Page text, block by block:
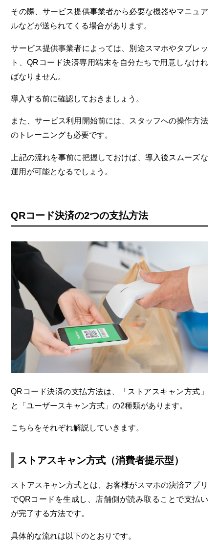
その際、サービス提供事業者から必要な機器やマニュア
ルなどが送られてくる場合があります。
サービス提供事業者によっては、別途スマホやタブレッ
ト、QRコード決済専用端末を自分たちで用意しなけれ
ばなりません。
導入する前に確認しておきましょう。
また、サービス利用開始前には、スタッフへの操作方法
のトレーニングも必要です。
上記の流れを事前に把握しておけば、導入後スムーズな
運用が可能となるでしょう。
QRコード決済の2つの支払方法
QRコード決済の支払方法は、「ストアスキャン方式」
と「ユーザースキャン方式」の2種類があります。
こちらをそれぞれ解説していきます。
ストアスキャン方式（消費者提示型）
ストアスキャン方式とは、お客様がスマホの決済アプリ
でQRコードを生成し、店舗側が読み取ることで支払い
が完了する方法です。
具体的な流れは以下のとおりです。